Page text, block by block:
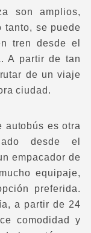
son amplios,
tanto, se puede
tren desde el
A partir de tan
de un viaje
ciudad.
autobús es otra
desde el
empacador de
equipaje,
preferida.
a partir de 24
comodidad y